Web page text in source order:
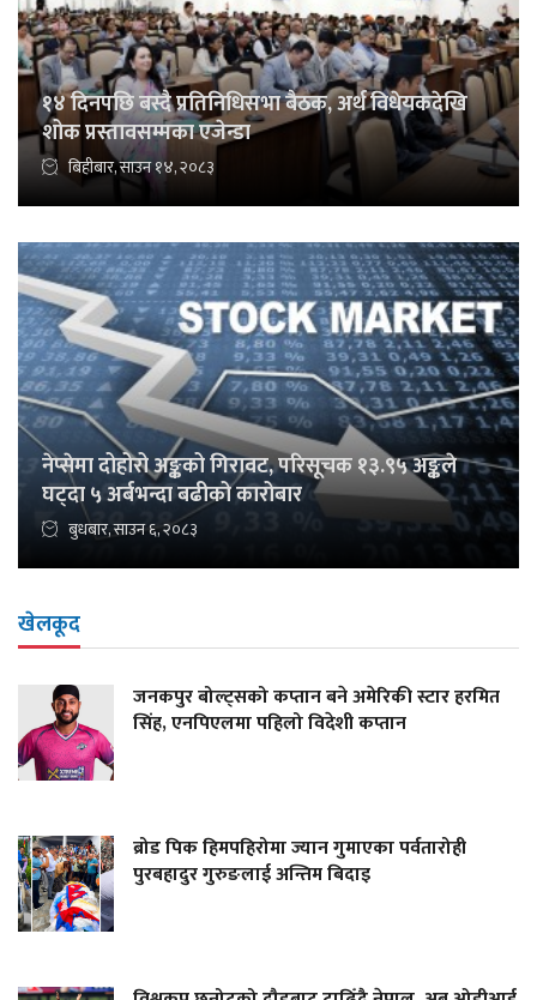
१४ दिनपछि बस्दै प्रतिनिधिसभा बैठक, अर्थ विधेयकदेखि
शोक प्रस्तावसम्मका एजेन्डा
बिहीबार, साउन १४, २०८३
नेप्सेमा दोहोरो अङ्कको गिरावट, परिसूचक १३.९५ अङ्कले
घट्दा ५ अर्बभन्दा बढीको कारोबार
बुधबार, साउन ६, २०८३
खेलकूद
जनकपुर बोल्ट्सको कप्तान बने अमेरिकी स्टार हरमित
सिंह, एनपिएलमा पहिलो विदेशी कप्तान
ब्रोड पिक हिमपहिरोमा ज्यान गुमाएका पर्वतारोही
पुरबहादुर गुरुङलाई अन्तिम बिदाइ